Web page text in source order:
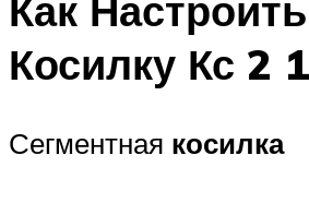
Как Настроить
Косилку Кс 2
Сегментная косилка